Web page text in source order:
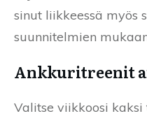
sinut liikkeessä myös
suunnitelmien
Ankkuritreenit
Valitse viikkoosi